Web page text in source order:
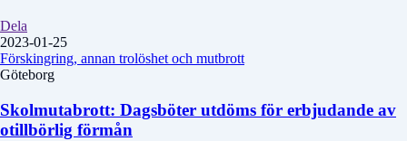
Dela
2023-01-25
Förskingring, annan trolöshet och mutbrott
Göteborg
Skolmutabrott: Dagsböter utdöms för erbjudande av
otillbörlig förmån